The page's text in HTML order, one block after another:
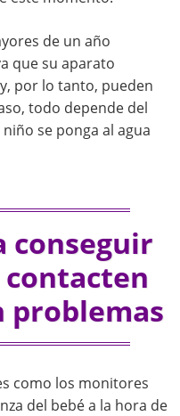
de un año
que su aparato
por lo tanto, pueden
todo depende del
se ponga al agua
conseguir
problemas
como los monitores
del bebé a la hora de